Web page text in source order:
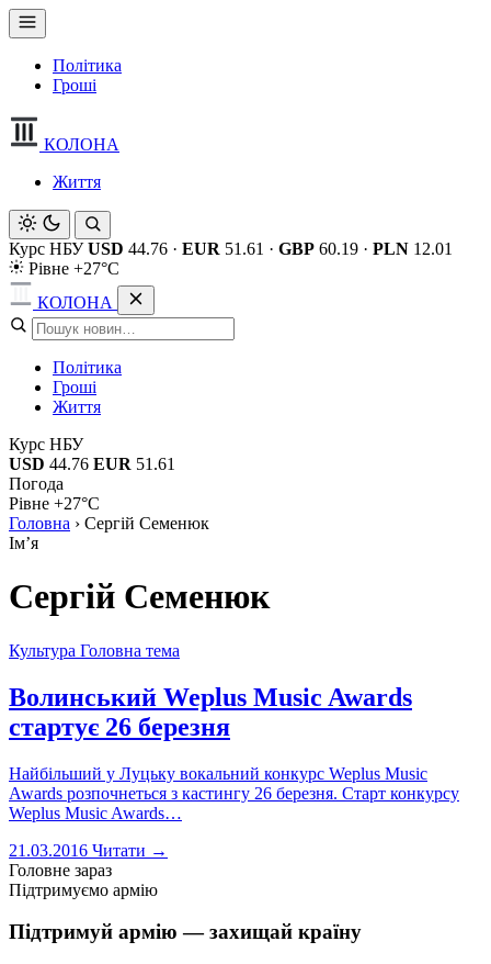
Політика
Гроші
КОЛОНА
Життя
Курс НБУ USD 44.76 · EUR 51.61 · GBP 60.19 · PLN 12.01
Рівне +27°C
КОЛОНА
Політика
Гроші
Життя
Курс НБУ
USD 44.76 EUR 51.61
Погода
Рівне +27°C
Головна › Сергій Семенюк
Імʼя
Сергій Семенюк
Культура Головна тема
Волинський Weplus Music Awards
стартує 26 березня
Найбільший у Луцьку вокальний конкурс Weplus Music
Awards розпочнеться з кастингу 26 березня. Старт конкурсу
Weplus Music Awards…
21.03.2016 Читати →
Головне зараз
Підтримуємо армію
Підтримуй армію — захищай країну